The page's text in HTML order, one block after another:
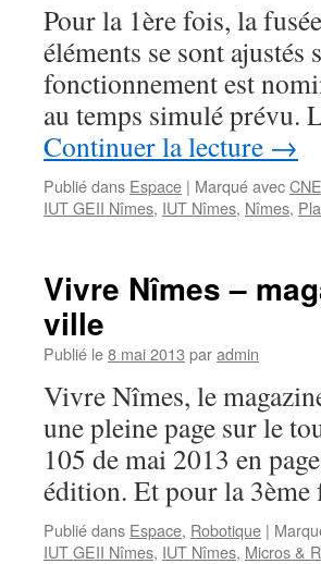
Pour la 1ère fois, la
éléments se sont ajustés
fonctionnement est
au temps simulé
Continuer la lecture →
Publié dans Espace | Marqué avec
IUT GEII Nîmes, IUT Nîmes, Nîmes,
Vivre Nîmes –
ville
Publié le8 mai 2013 paradmin
Vivre Nîmes, le
une pleine page sur le
105 de mai 2013 en
édition. Et pour la
Publié dans Espace, Robotique |
IUT GEII Nîmes, IUT Nîmes, Micros &